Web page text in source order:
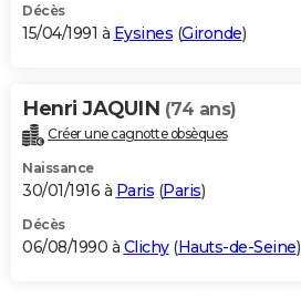
Décès
15/04/1991 à Eysines (Gironde)
Henri JAQUIN (74 ans)
Créer une cagnotte obsèques
Naissance
30/01/1916 à Paris (Paris)
Décès
06/08/1990 à Clichy(Hauts-de-Seine)